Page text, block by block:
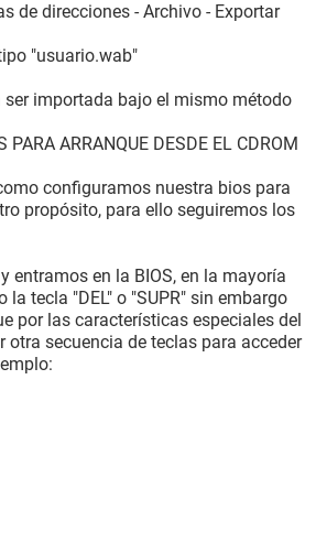
de direcciones - Archivo - Exportar
"usuario.wab"
ser importada bajo el mismo método
PARA ARRANQUE DESDE EL CDROM
configuramos nuestra bios para
propósito, para ello seguiremos los
entramos en la BIOS, en la mayoría
tecla "DEL" o "SUPR" sin embargo
por las características especiales del
otra secuencia de teclas para acceder